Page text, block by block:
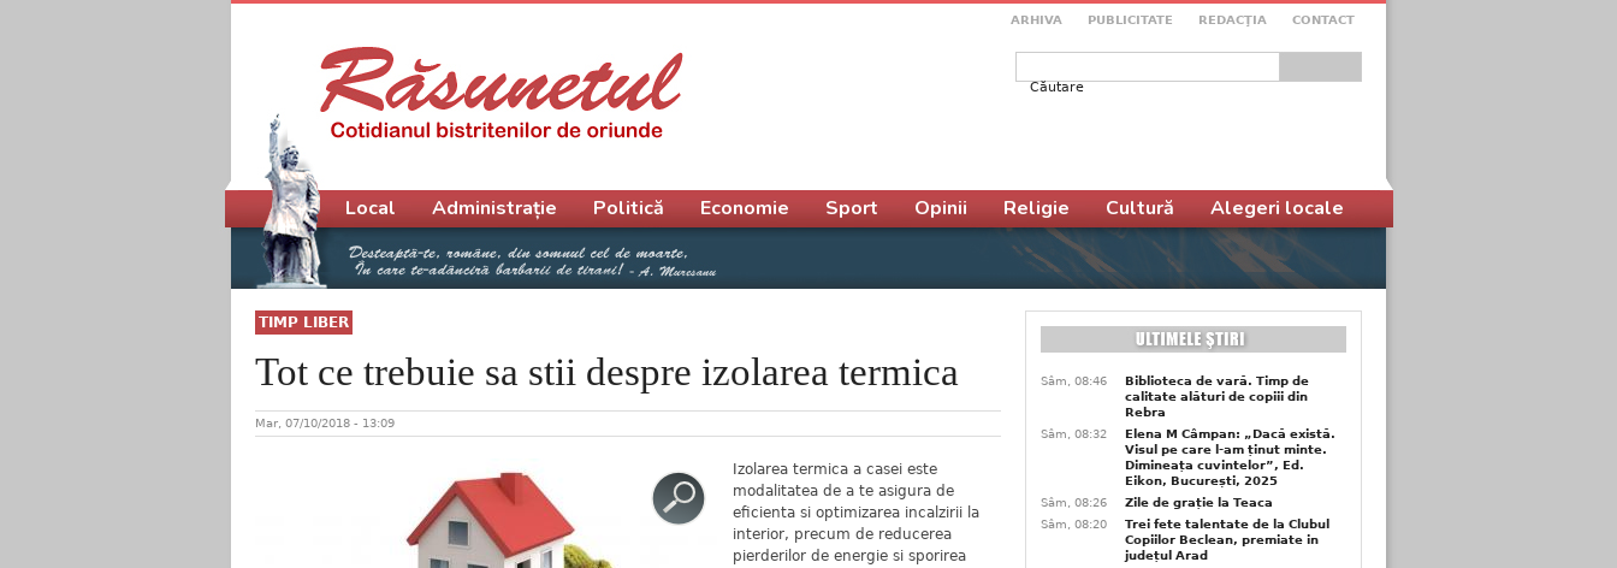
ARHIVA PUBLICITATE REDACŢIA CONTACT
Formular de căutare
TIMP LIBER
Tot ce trebuie sa stii despre izolarea termica
Mar, 07/10/2018 - 13:09
Izolarea termica a casei este
modalitatea de a te asigura de
eficienta si optimizarea incalzirii la
interior, precum de reducerea
pierderilor de energie si sporirea
Meniu principal
Local Administrație Politică Economie Sport Opinii Religie Cultură Alegeri locale
Sâm, 08:46
Biblioteca de vară. Timp de
calitate alături de copiii din
Rebra
Sâm, 08:32
Elena M Câmpan: „Dacă există.
Visul pe care l-am ținut minte.
Dimineața cuvintelor”, Ed.
Eikon, București, 2025
Sâm, 08:26
Zile de grație la Teaca
Sâm, 08:20
Trei fete talentate de la Clubul
Copiilor Beclean, premiate in
județul Arad